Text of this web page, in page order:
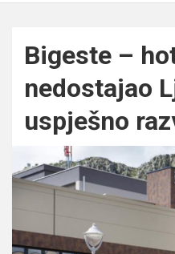
Bigeste –
nedostajao
uspješno